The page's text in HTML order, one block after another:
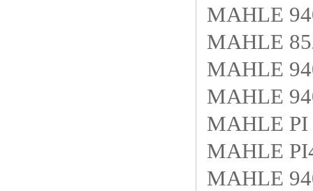
MAHLE
MAHLE
MAHLE
MAHLE
MAHLE PI
MAHLE
MAHLE